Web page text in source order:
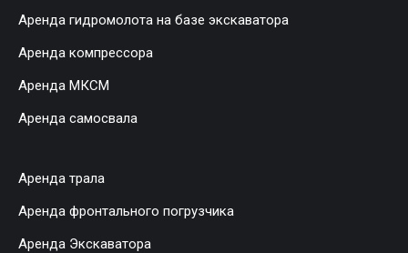
Аренда гидромолота на базе экскаватора
Аренда компрессора
Аренда МКСМ
Аренда самосвала
Аренда трала
Аренда фронтального погрузчика
Аренда Экскаватора